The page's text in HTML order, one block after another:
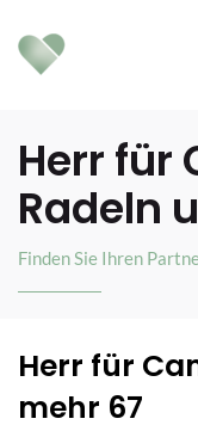
Herr für
Radeln
Finden Sie Ihren
Herr für
mehr 67